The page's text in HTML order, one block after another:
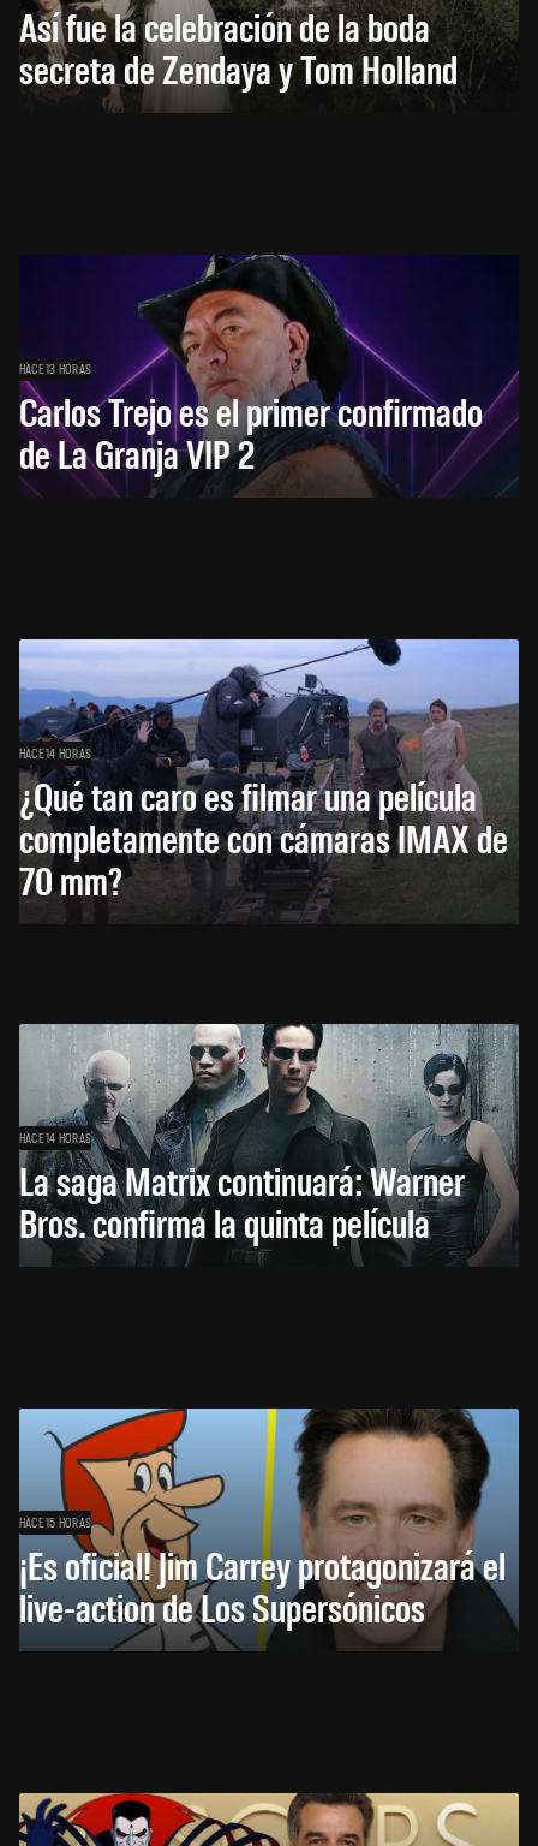
Así fue la celebración de la boda
secreta de Zendaya y Tom Holland
HACE 13 HORAS
Carlos Trejo es el primer confirmado
de La Granja VIP 2
HACE 14 HORAS
¿Qué tan caro es filmar una película
completamente con cámaras IMAX de
70 mm?
HACE 14 HORAS
La saga Matrix continuará: Warner
Bros. confirma la quinta película
HACE 15 HORAS
¡Es oficial! Jim Carrey protagonizará el
live-action de Los Supersónicos